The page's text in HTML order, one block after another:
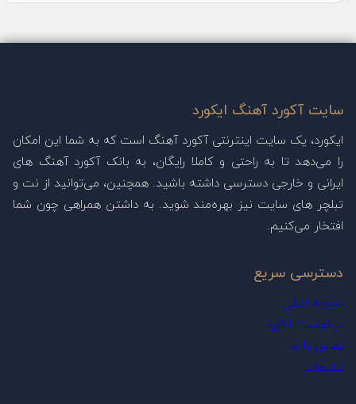
سایت آکورد آهنگ ایکورد
ایکورد، یک سایت اینترنتی آکورد آهنگ است که به شما این امکان
را می‌دهد تا به راحتی و کاملا رایگان، به بانک آکورد آهنگ های
ایرانی و خارجی دسترسی داشته باشید. همچنین، می‌توانید از نت و
تبلچر های سایت نیز بهره‌مند شوید. به داشتن همراهی چون شما
افتخار می‌کنیم.
دسترسی سریع
صفحه اصلی
درخواست آکورد
تماس با ما
تبلیغات